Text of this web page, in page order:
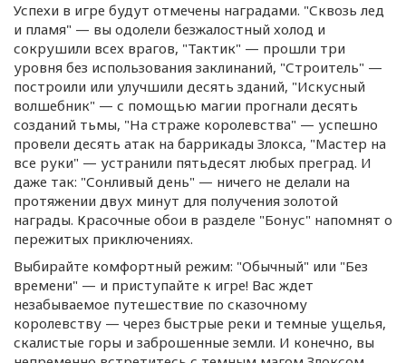
Успехи в игре будут отмечены наградами. "Сквозь лед
и пламя" — вы одолели безжалостный холод и
сокрушили всех врагов, "Тактик" — прошли три
уровня без использования заклинаний, "Строитель" —
построили или улучшили десять зданий, "Искусный
волшебник" — с помощью магии прогнали десять
созданий тьмы, "На страже королевства" — успешно
провели десять атак на баррикады Злокса, "Мастер на
все руки" — устранили пятьдесят любых преград. И
даже так: "Сонливый день" — ничего не делали на
протяжении двух минут для получения золотой
награды. Красочные обои в разделе "Бонус" напомнят о
пережитых приключениях.
Выбирайте комфортный режим: "Обычный" или "Без
времени" — и приступайте к игре! Вас ждет
незабываемое путешествие по сказочному
королевству — через быстрые реки и темные ущелья,
скалистые горы и заброшенные земли. И конечно, вы